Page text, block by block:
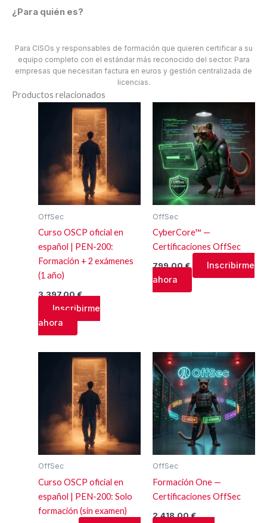
¿Para quién es?
Para CISOs y responsables de formación que quieren certificar a su
equipo completo con el estándar más reconocido del sector. Para
empresas que necesitan factura en euros y gestión centralizada de
licencias.
Productos relacionados
OffSec
Curso OSCP oficial en
español | PEN-200:
Formación + 2 exámenes
(1 año)
3.397,00€
Inscribirme
ahora
OffSec
CyberCore™ —
Certificaciones OffSec
799,00€
Inscribirme
ahora
OffSec
Curso OSCP oficial en
español | PEN-200: Solo
formación (sin examen)
OffSec
Formación One —
Certificaciones OffSec
2.418,00€